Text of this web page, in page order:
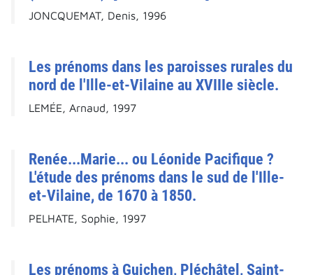
JONCQUEMAT, Denis, 1996
Les prénoms dans les paroisses rurales du
nord de l'Ille-et-Vilaine au XVIIIe siècle.
LEMÉE, Arnaud, 1997
Renée...Marie... ou Léonide Pacifique ?
L'étude des prénoms dans le sud de l'Ille-
et-Vilaine, de 1670 à 1850.
PELHATE, Sophie, 1997
Les prénoms à Guichen, Pléchâtel, Saint-